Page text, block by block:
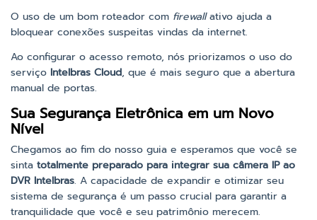
O uso de um bom roteador com firewallativo ajuda a
bloquear conexões suspeitas vindas da internet.
Ao configurar o acesso remoto, nós priorizamos o uso do
serviço Intelbras Cloud, que é mais seguro que a abertura
manual de portas.
Sua Segurança Eletrônica em um Novo
Nível
Chegamos ao fim do nosso guia e esperamos que você se
sinta totalmente preparado para integrar sua câmera IP ao
DVR Intelbras. A capacidade de expandir e otimizar seu
sistema de segurança é um passo crucial para garantir a
tranquilidade que você e seu patrimônio merecem.